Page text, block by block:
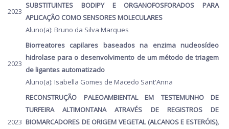
2023
SUBSTITUINTES BODIPY E ORGANOFOSFORADOS PARA
APLICAÇÃO COMO SENSORES MOLECULARES
Aluno(a): Bruno da Silva Marques
2023
Biorreatores capilares baseados na enzima nucleosídeo
hidrolase para o desenvolvimento de um método de triagem
de ligantes automatizado
Aluno(a): Isabella Gomes de Macedo Sant'Anna
2023
RECONSTRUÇÃO PALEOAMBIENTAL EM TESTEMUNHO DE
TURFEIRA ALTIMONTANA ATRAVÉS DE REGISTROS DE
BIOMARCADORES DE ORIGEM VEGETAL (ALCANOS E ESTERÓIS),